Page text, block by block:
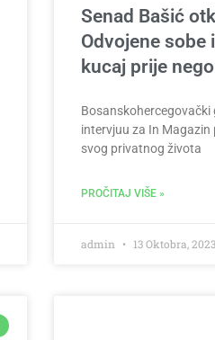
Senad Bašić
Odvojene sobe
kucaj prije
Bosanskohercegovački
intervjuu za In Magazin
svog privatnog života
PROČITAJ VIŠE »
admin 13 Oktobra, 2023